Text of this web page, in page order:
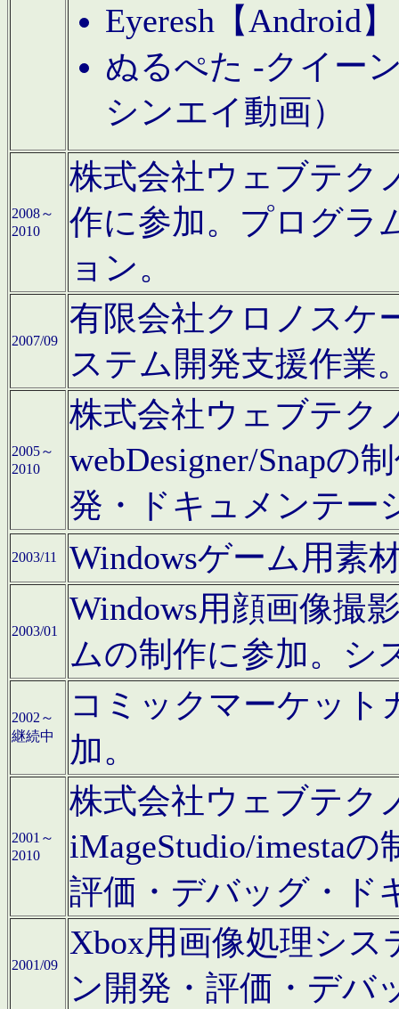
Eyeresh【Android
ぬるぺた -クイー
シンエイ動画）
2008～
2010
株式会社ウェブテク
作に参加。プログラ
ョン。
2007/09
有限会社クロノスケ
ステム開発支援作業
2005～
2010
株式会社ウェブテク
webDesigner/Snapの
発・ドキュメンテー
2003/11 Windowsゲーム用素
2003/01
Windows用顔画像撮
ムの制作に参加。シ
2002～
継続中
コミックマーケット
加。
2001～
2010
株式会社ウェブテク
iMageStudio/imesta
評価・デバッグ・ド
2001/09
Xbox用画像処理シ
ン開発・評価・デバ